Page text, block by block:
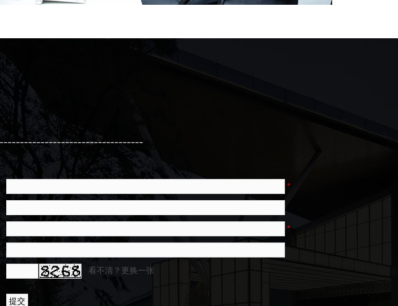
*
*
看不清？更换一张